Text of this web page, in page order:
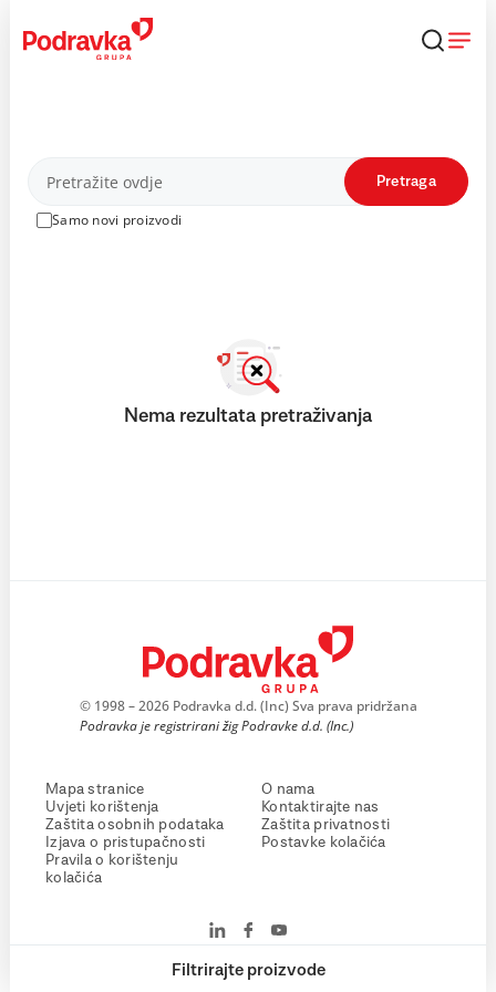
content
Proizvodi
Samo novi proizvodi
Pretraga
Filtrirajte proizvode
Nema rezultata pretraživanja
© 1998 – 2026 Podravka d.d. (Inc) Sva prava pridržana
Podravka je registrirani žig Podravke d.d. (Inc.)
Mapa stranice
Uvjeti korištenja
Zaštita osobnih podataka
Izjava o pristupačnosti
Pravila o korištenju
kolačića
O nama
Kontaktirajte nas
Zaštita privatnosti
Postavke kolačića